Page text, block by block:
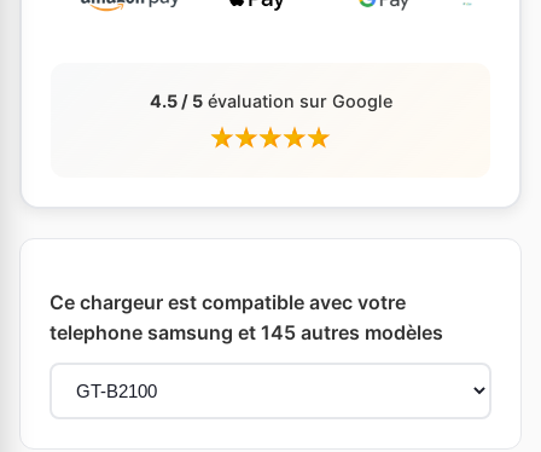
4.5 / 5évaluation sur Google
Ce chargeur est compatible avec votre
telephone samsung et 145 autres modèles